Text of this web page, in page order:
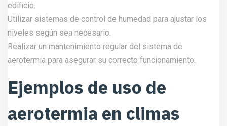
edificio.
Utilizar sistemas de control de humedad para ajustar los
niveles según sea necesario.
Realizar un mantenimiento regular del sistema de
aerotermia para asegurar su correcto funcionamiento.
Ejemplos de uso de
aerotermia en climas